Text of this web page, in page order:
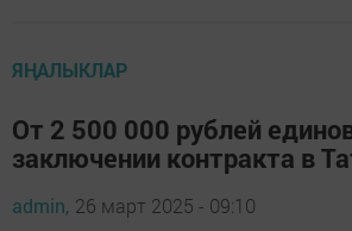
ЯҢАЛЫКЛАР
От 2 500 000 рублей
заключении контракта в
admin, 26 март 2025 - 09:10